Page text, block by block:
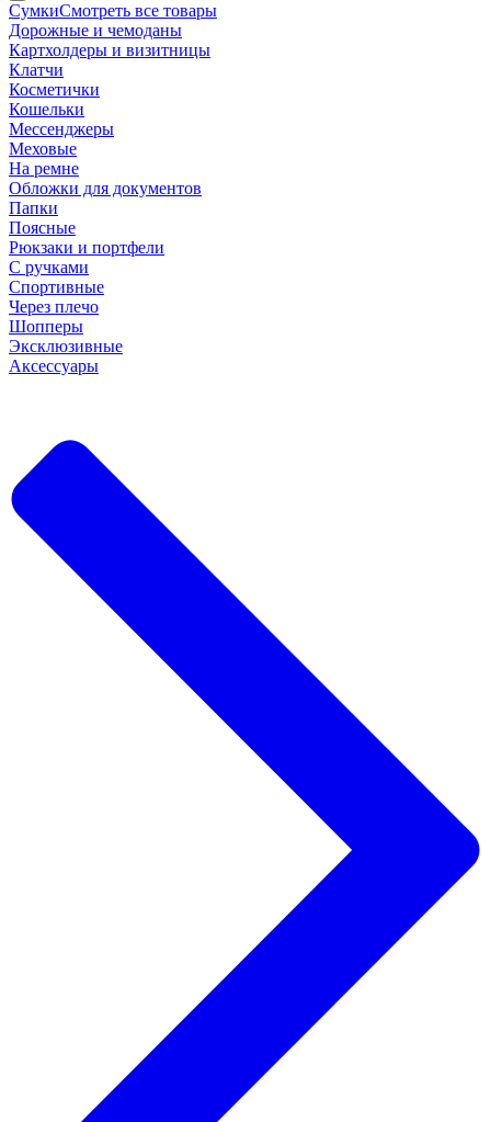
СумкиСмотреть все товары
Дорожные и чемоданы
Картхолдеры и визитницы
Клатчи
Косметички
Кошельки
Мессенджеры
Меховые
На ремне
Обложки для документов
Папки
Поясные
Рюкзаки и портфели
С ручками
Спортивные
Через плечо
Шопперы
Эксклюзивные
Аксессуары